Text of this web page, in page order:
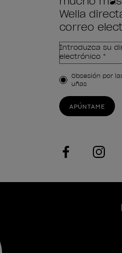
Wella
correo
Introduzca su
electrónico *
Tipo de cliente
Obsesión por
uñas
APÚNTAME